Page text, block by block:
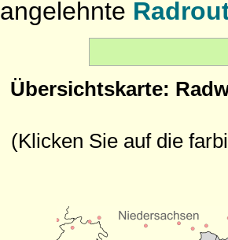
angelehnte
Übersichtskarte:
(Klicken Sie auf die